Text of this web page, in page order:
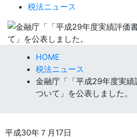
税法ニュース
HOME
税法ニュース
金融庁「「平成29年度実
ついて」を公表しました。
平成30年７月17日